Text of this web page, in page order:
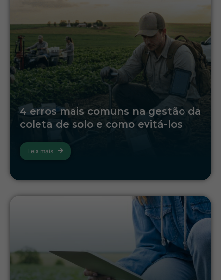
4 erros mais comuns na gestão da
coleta de solo e como evitá-los
Leia mais